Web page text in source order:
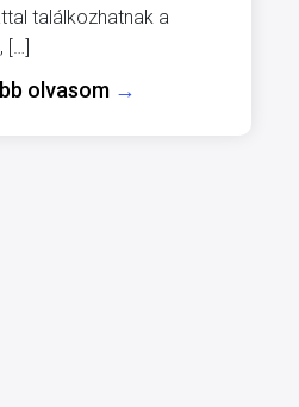
találkozhatnak a
[…]
olvasom →